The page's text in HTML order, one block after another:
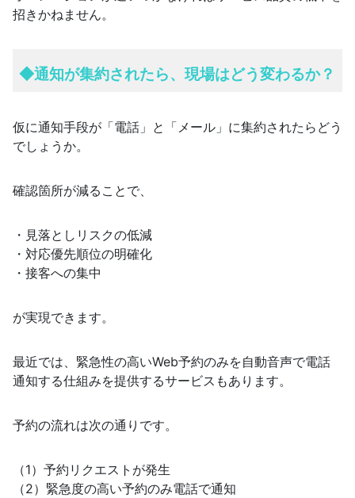
招きかねません。
◆通知が集約されたら、現場はどう変わるか？
仮に通知手段が「電話」と「メール」に集約されたらどう
でしょうか。
確認箇所が減ることで、
・見落としリスクの低減
・対応優先順位の明確化
・接客への集中
が実現できます。
最近では、緊急性の高いWeb予約のみを自動音声で電話
通知する仕組みを提供するサービスもあります。
予約の流れは次の通りです。
（1）予約リクエストが発生
（2）緊急度の高い予約のみ電話で通知